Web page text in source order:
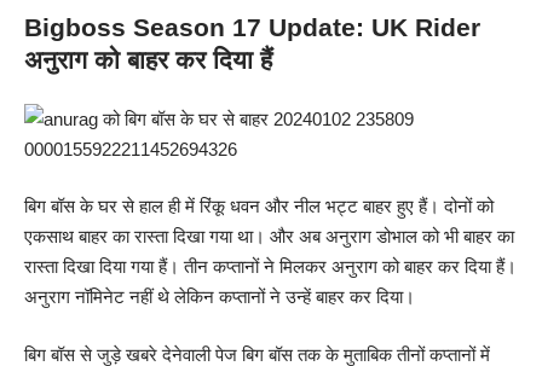
Bigboss Season 17 Update: UK Rider
अनुराग को बाहर कर दिया हैं
बिग बॉस के घर से हाल ही में रिंकू धवन और नील भट्ट बाहर हुए हैं। दोनों को
एकसाथ बाहर का रास्ता दिखा गया था। और अब अनुराग डोभाल को भी बाहर का
रास्ता दिखा दिया गया हैं। तीन कप्तानों ने मिलकर अनुराग को बाहर कर दिया हैं।
अनुराग नॉमिनेट नहीं थे लेकिन कप्तानों ने उन्हें बाहर कर दिया।
बिग बॉस से जुड़े खबरे देनेवाली पेज बिग बॉस तक के मुताबिक तीनों कप्तानों में